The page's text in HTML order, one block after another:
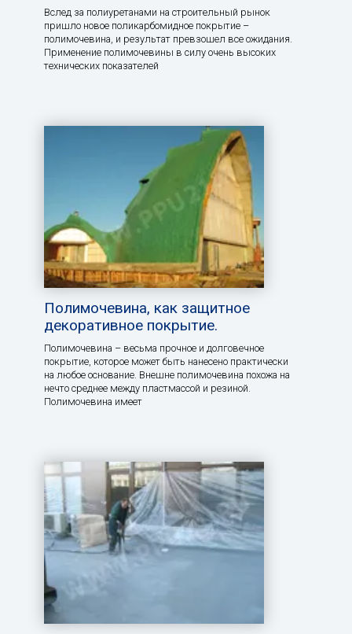
Вслед за полиуретанами на строительный рынок
пришло новое поликарбомидное покрытие –
полимочевина, и результат превзошел все ожидания.
Применение полимочевины в силу очень высоких
технических показателей
Полимочевина, как защитное
декоративное покрытие.
Полимочевина – весьма прочное и долговечное
покрытие, которое может быть нанесено практически
на любое основание. Внешне полимочевина похожа на
нечто среднее между пластмассой и резиной.
Полимочевина имеет